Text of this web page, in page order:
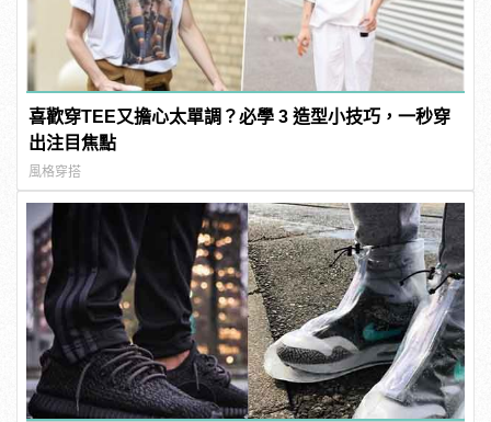
喜歡穿TEE又擔心太單調？必學 3 造型小技巧，一秒穿
出注目焦點
風格穿搭